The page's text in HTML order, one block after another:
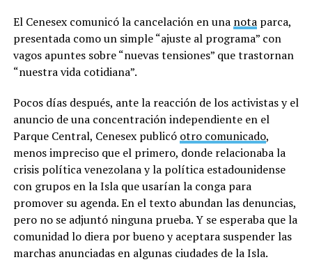
El Cenesex comunicó la cancelación en una notaparca,
presentada como un simple “ajuste al programa” con
vagos apuntes sobre “nuevas tensiones” que trastornan
“nuestra vida cotidiana”.
Pocos días después, ante la reacción de los activistas y el
anuncio de una concentración independiente en el
Parque Central, Cenesex publicó otro comunicado,
menos impreciso que el primero, donde relacionaba la
crisis política venezolana y la política estadounidense
con grupos en la Isla que usarían la conga para
promover su agenda. En el texto abundan las denuncias,
pero no se adjuntó ninguna prueba. Y se esperaba que la
comunidad lo diera por bueno y aceptara suspender las
marchas anunciadas en algunas ciudades de la Isla.